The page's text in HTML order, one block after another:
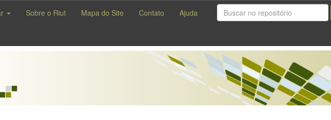
Sobre o Riut Mapa do Site Contato Ajuda